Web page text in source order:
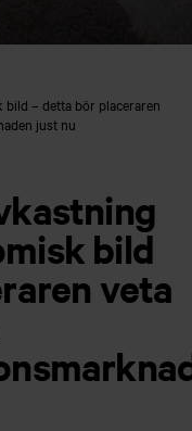
– detta bör placeraren
just nu
bild
veta